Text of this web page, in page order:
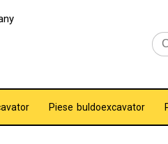
Piese buldoexcavator